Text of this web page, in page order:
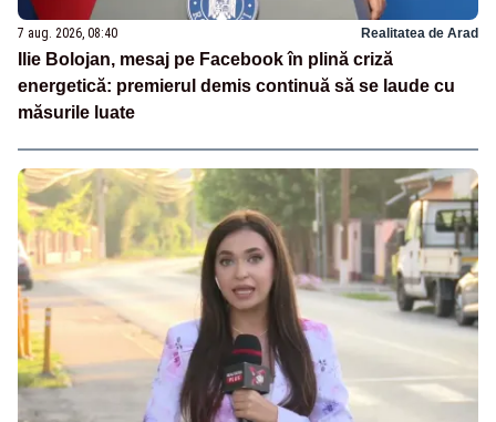
7 aug. 2026, 08:40 Realitatea de Arad
Ilie Bolojan, mesaj pe Facebook în plină criză
energetică: premierul demis continuă să se laude cu
măsurile luate